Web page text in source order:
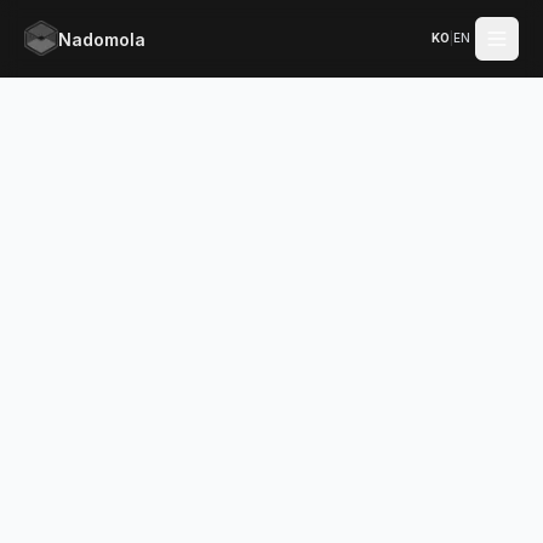
메인 콘텐츠로 건너뛰기
Nadomola KO EN